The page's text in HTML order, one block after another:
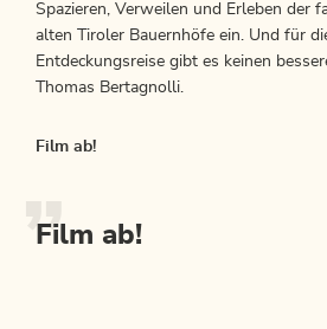
Spazieren, Verweilen und Erleben der
alten Tiroler Bauernhöfe ein. Und für
Entdeckungsreise gibt es keinen
Thomas Bertagnolli.
Film ab!
Film ab!